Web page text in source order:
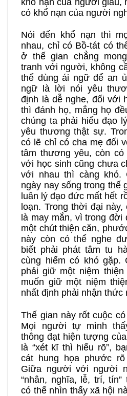
có khổ nạn của người
Nói đến khổ nạn thì
nhau, chỉ có Bồ-tát có
ở thế gian chẳng
tranh với người, không
thể dùng ái ngữ để an
ngữ là lời nói yêu
định là dễ nghe, đối với
thì đánh họ, mắng họ
chúng ta phải hiểu đạo
yêu thương thật sự.
có lẽ chỉ có cha mẹ đối
tâm thương yêu, còn
với học sinh cũng chưa
với nhau thì càng khó.
ngày nay sống trong thế
luân lý đạo đức mất hết
loạn. Trong thời đại
là may mắn, vì trong
một chút thiện căn,
này còn có thể nghe
biết phải phát tâm tu
cùng hiếm có khó gặp.
phải giữ một niệm
muốn giữ một niệm
nhất định phải nhận thức
Thế gian này rốt cuộc
Mọi người tự mình
thông đạt hiện tượng
là “xét kĩ thì hiểu rõ”,
cát hung họa phước
Giữa người với người
“nhân, nghĩa, lễ, trí,
có thể nhìn thấy xã hội